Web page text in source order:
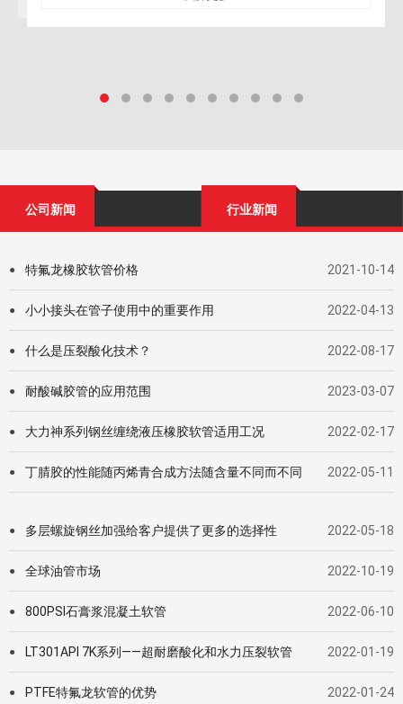
公司新闻 行业新闻
● 特氟龙橡胶软管价格 2021-10-14
● 小小接头在管子使用中的重要作用 2022-04-13
● 什么是压裂酸化技术？ 2022-08-17
● 耐酸碱胶管的应用范围 2023-03-07
● 大力神系列钢丝缠绕液压橡胶软管适用工况 2022-02-17
● 丁腈胶的性能随丙烯青合成方法随含量不同而不同 2022-05-11
● 多层螺旋钢丝加强给客户提供了更多的选择性 2022-05-18
● 全球油管市场 2022-10-19
● 800PSI石膏浆混凝土软管 2022-06-10
● LT301API 7K系列——超耐磨酸化和水力压裂软管 2022-01-19
● PTFE特氟龙软管的优势 2022-01-24